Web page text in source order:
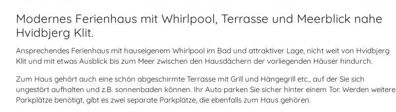
Modernes Ferienhaus mit Whirlpool, Terrasse und Meerblick nahe
Hvidbjerg Klit.
Ansprechendes Ferienhaus mit hauseigenem Whirlpool im Bad und attraktiver Lage, nicht weit von Hvidbjerg
Klit und mit etwas Ausblick bis zum Meer zwischen den Hausdächern der vorliegenden Häuser hindurch.
Zum Haus gehört auch eine schön abgeschirmte Terrasse mit Grill und Hängegrill etc., auf der Sie sich
ungestört aufhalten und z.B. sonnenbaden können. Ihr Auto parken Sie sicher hinter einem Tor. Werden weitere
Parkplätze benötigt, gibt es zwei separate Parkplätze, die ebenfalls zum Haus gehören.